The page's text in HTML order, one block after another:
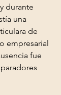
durante
una
de
empresarial
fue